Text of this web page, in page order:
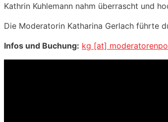
Kathrin Kuhlemann nahm überrascht und
Die Moderatorin Katharina Gerlach führte
Infos und Buchung: kg [at]